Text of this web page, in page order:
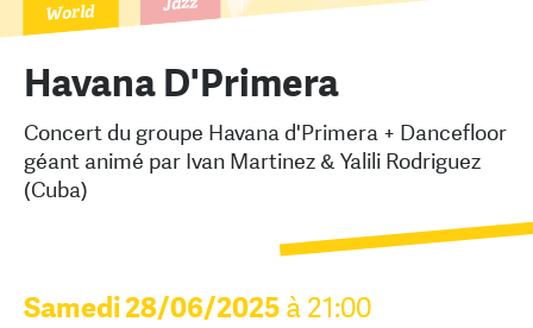
World
Havana D'Primera
Concert du groupe Havana d'Primera + Dancefloor
géant animé par Ivan Martinez & Yalili Rodriguez
(Cuba)
Samedi 28/06/2025 à 21:00